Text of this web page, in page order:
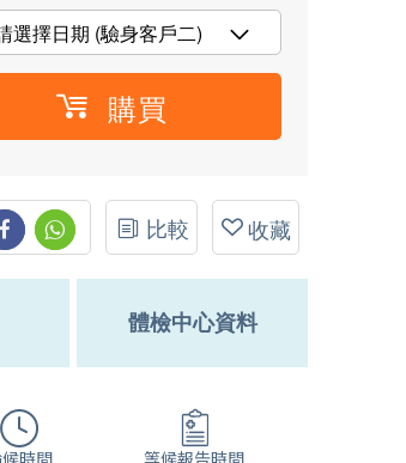
選擇日期 (驗身客戶二)
購買
比較 收藏
體檢中心資料
時間 等候報告時間